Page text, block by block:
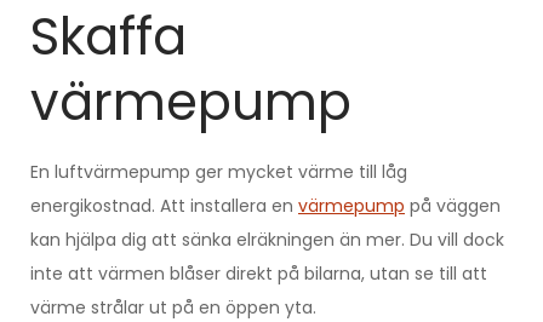
Skaffa
värmepump
En luftvärmepump ger mycket värme till låg
energikostnad. Att installera en värmepump på väggen
kan hjälpa dig att sänka elräkningen än mer. Du vill dock
inte att värmen blåser direkt på bilarna, utan se till att
värme strålar ut på en öppen yta.